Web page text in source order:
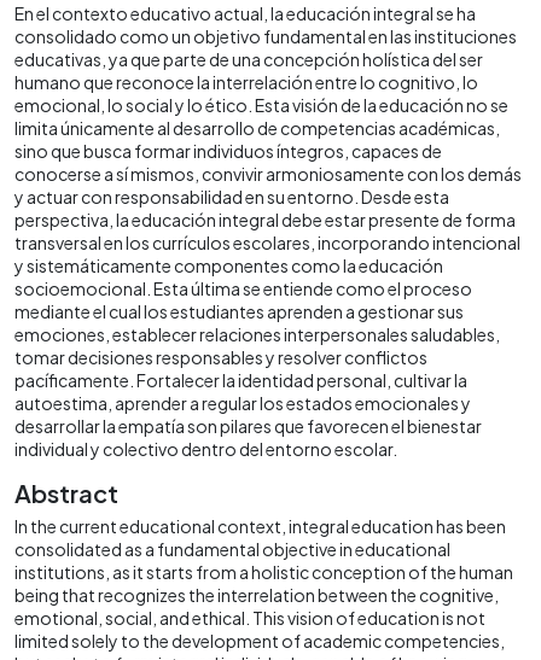
En el contexto educativo actual, la educación integral se ha
consolidado como un objetivo fundamental en las instituciones
educativas, ya que parte de una concepción holística del ser
humano que reconoce la interrelación entre lo cognitivo, lo
emocional, lo social y lo ético. Esta visión de la educación no se
limita únicamente al desarrollo de competencias académicas,
sino que busca formar individuos íntegros, capaces de
conocerse a sí mismos, convivir armoniosamente con los demás
y actuar con responsabilidad en su entorno. Desde esta
perspectiva, la educación integral debe estar presente de forma
transversal en los currículos escolares, incorporando intencional
y sistemáticamente componentes como la educación
socioemocional. Esta última se entiende como el proceso
mediante el cual los estudiantes aprenden a gestionar sus
emociones, establecer relaciones interpersonales saludables,
tomar decisiones responsables y resolver conflictos
pacíficamente. Fortalecer la identidad personal, cultivar la
autoestima, aprender a regular los estados emocionales y
desarrollar la empatía son pilares que favorecen el bienestar
individual y colectivo dentro del entorno escolar.
Abstract
In the current educational context, integral education has been
consolidated as a fundamental objective in educational
institutions, as it starts from a holistic conception of the human
being that recognizes the interrelation between the cognitive,
emotional, social, and ethical. This vision of education is not
limited solely to the development of academic competencies,